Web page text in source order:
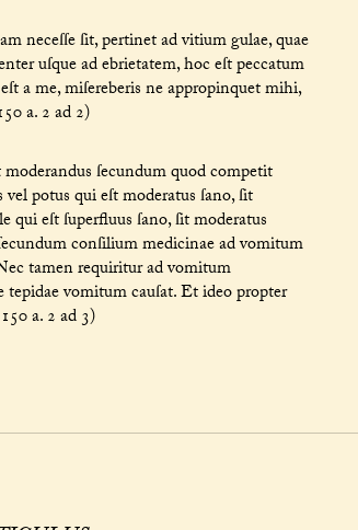
neceſſe ſit, pertinet ad vitium gulae, quae
uſque ad ebrietatem, hoc eſt peccatum
a me, miſereberis ne appropinquet mihi,
a. 2 ad 2)
ſecundum quod competit
potus qui eſt moderatus ſano, ſit
eſt ſuperfluus ſano, ſit moderatus
conſilium medicinae ad vomitum
tamen requiritur ad vomitum
vomitum cauſat. Et ideo propter
a. 2 ad 3)